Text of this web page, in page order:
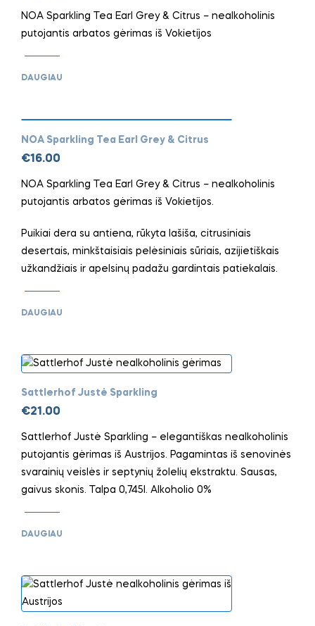
NOA Sparkling Tea Earl Grey & Citrus – nealkoholinis
putojantis arbatos gėrimas iš Vokietijos
DAUGIAU
NOA Sparkling Tea Earl Grey & Citrus
€16.00
NOA Sparkling Tea Earl Grey & Citrus – nealkoholinis
putojantis arbatos gėrimas iš Vokietijos.
Puikiai dera su antiena, rūkyta lašiša, citrusiniais
desertais, minkštaisiais pelėsiniais sūriais, azijietiškais
užkandžiais ir apelsinų padažu gardintais patiekalais.
DAUGIAU
Sattlerhof Justė Sparkling
€21.00
Sattlerhof Justė Sparkling – elegantiškas nealkoholinis
putojantis gėrimas iš Austrijos. Pagamintas iš senovinės
svarainių veislės ir septynių žolelių ekstraktu. Sausas,
gaivus skonis. Talpa 0,745l. Alkoholio 0%
DAUGIAU